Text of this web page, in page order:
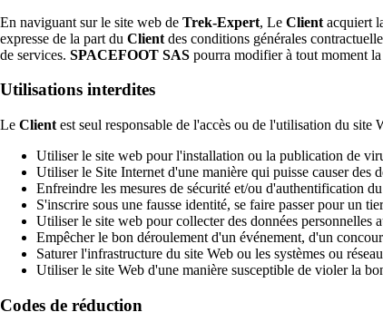
En naviguant sur le site web de Trek-Expert, Le Client acquiert
expresse de la part du Client des conditions générales
de services. SPACEFOOT SAS pourra modifier à tout moment
Utilisations interdites
Le Client est seul responsable de l'accès ou de l'utilisation du
Utiliser le site web pour l'installation ou la publication de
Utiliser le Site Internet d'une manière qui puisse causer des
Enfreindre les mesures de sécurité et/ou d'authentification
S'inscrire sous une fausse identité, se faire passer pour un
Utiliser le site web pour collecter des données personnelles
Empêcher le bon déroulement d'un événement, d'un
Saturer l'infrastructure du site Web ou les systèmes ou
Utiliser le site Web d'une manière susceptible de violer la
Codes de réduction